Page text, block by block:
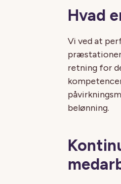
Hvad
Vi ved at
retning for
belønning.